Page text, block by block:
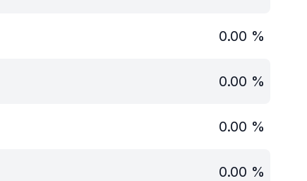
0.00 %
0.00 %
0.00 %
0.00 %